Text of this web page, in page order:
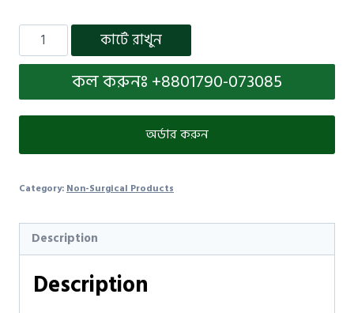
কার্টে রাখুন
কল করুনঃ +8801790-073085
অর্ডার করুন
Category: Non-Surgical Products
Description
Description